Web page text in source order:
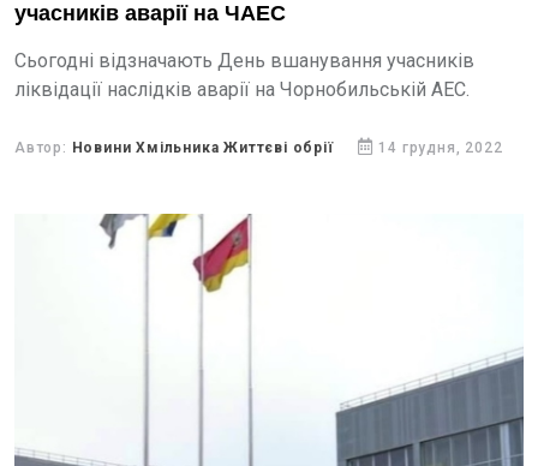
учасників аварії на ЧАЕС
Сьогодні відзначають День вшанування учасників
ліквідації наслідків аварії на Чорнобильській АЕС.
Автор: Новини Хмільника Життєві обрії 14 грудня, 2022